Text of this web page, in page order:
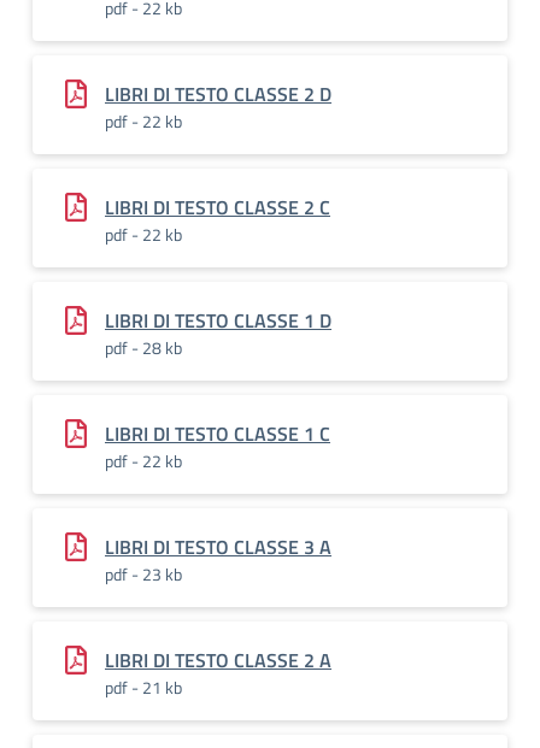
pdf - 22 kb
LIBRI DI TESTO CLASSE 2 D
pdf - 22 kb
LIBRI DI TESTO CLASSE 2 C
pdf - 22 kb
LIBRI DI TESTO CLASSE 1 D
pdf - 28 kb
LIBRI DI TESTO CLASSE 1 C
pdf - 22 kb
LIBRI DI TESTO CLASSE 3 A
pdf - 23 kb
LIBRI DI TESTO CLASSE 2 A
pdf - 21 kb